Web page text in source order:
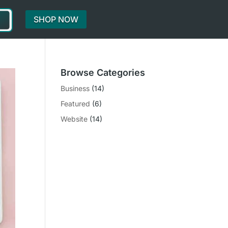
SHOP NOW
Browse Categories
Business (14)
Featured (6)
Website (14)